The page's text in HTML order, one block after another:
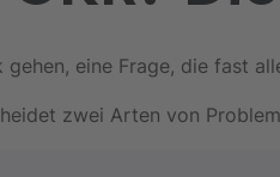
eine Frage, die fast
zwei Arten von